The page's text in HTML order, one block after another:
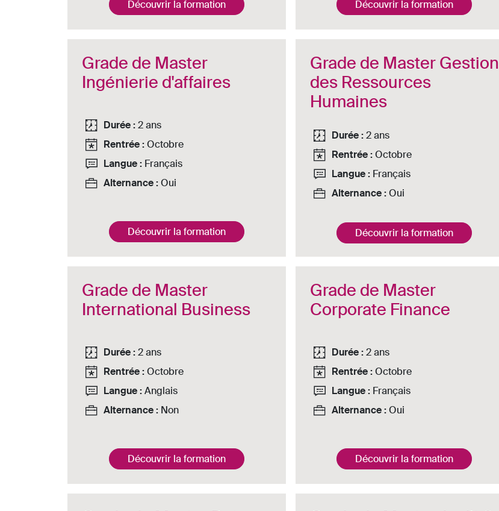
Découvrir la formation Découvrir la formation
Grade de Master
Ingénierie d'affaires
Durée :2 ans
Rentrée :Octobre
Langue : Français
Alternance :Oui
Découvrir la formation
Grade de Master Gestion
des Ressources
Humaines
Durée : 2 ans
Rentrée : Octobre
Langue : Français
Alternance : Oui
Découvrir la formation
Grade de Master
International Business
Durée :2 ans
Rentrée :Octobre
Langue :Anglais
Alternance : Non
Découvrir la formation
Grade de Master
Corporate Finance
Durée : 2 ans
Rentrée : Octobre
Langue : Français
Alternance : Oui
Découvrir la formation